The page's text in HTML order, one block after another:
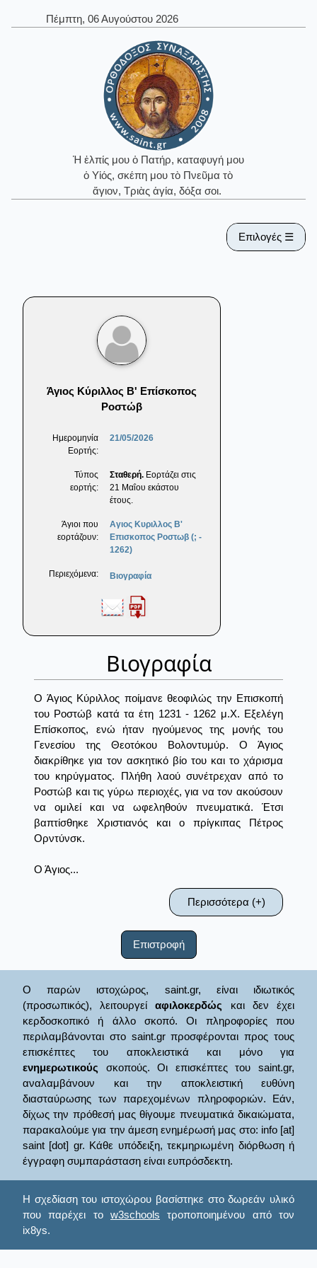
Πέμπτη, 06 Αυγούστου 2026
Ἡ ἐλπίς μου ὁ Πατήρ, καταφυγή μου
ὁ Υἱός, σκέπη μου τὸ Πνεῦμα τὸ
ἅγιον, Τριὰς ἁγία, δόξα σοι.
Επιλογές ☰
Άγιος Κύριλλος Β' Επίσκοπος
Ροστώβ
Ημερομηνία
Εορτής:
21/05/2026
Τύπος
εορτής:
Σταθερή. Εορτάζει στις
21 Μαΐου εκάστου
έτους.
Άγιοι που
εορτάζουν:
Αγιος Κυριλλος Β'
Επισκοπος Ροστωβ (; -
1262)
Περιεχόμενα: Βιογραφία
Βιογραφία
Ο Άγιος Κύριλλος ποίμανε θεοφιλώς την Επισκοπή
του Ροστώβ κατά τα έτη 1231 - 1262 μ.Χ. Εξελέγη
Επίσκοπος, ενώ ήταν ηγούμενος της μονής του
Γενεσίου της Θεοτόκου Βολοντυμύρ. Ο Άγιος
διακρίθηκε για τον ασκητικό βίο του και το χάρισμα
του κηρύγματος. Πλήθη λαού συνέτρεχαν από το
Ροστώβ και τις γύρω περιοχές, για να τον ακούσουν
να ομιλεί και να ωφεληθούν πνευματικά. Έτσι
βαπτίσθηκε Χριστιανός και ο πρίγκιπας Πέτρος
Ορντύνσκ.
Ο Άγιος...
Περισσότερα (+)
Επιστροφή
Ο παρών ιστοχώρος, saint.gr, είναι ιδιωτικός
(προσωπικός), λειτουργείαφιλοκερδώς και δεν έχει
κερδοσκοπικό ή άλλο σκοπό. Οι πληροφορίες που
περιλαμβάνονται στο saint.gr προσφέρονται προς τους
επισκέπτες του αποκλειστικά και μόνο για
ενημερωτικούς σκοπούς. Οι επισκέπτες του saint.gr,
αναλαμβάνουν και την αποκλειστική ευθύνη
διασταύρωσης των παρεχομένων πληροφοριών. Εάν,
δίχως την πρόθεσή μας θίγουμε πνευματικά δικαιώματα,
παρακαλούμε για την άμεση ενημέρωσή μας στο: info [at]
saint [dot] gr. Κάθε υπόδειξη, τεκμηριωμένη διόρθωση ή
έγγραφη συμπαράσταση είναι ευπρόσδεκτη.
Η σχεδίαση του ιστοχώρου βασίστηκε στο δωρεάν υλικό
που παρέχει το w3schools τροποποιημένου από τον
ix8ys.